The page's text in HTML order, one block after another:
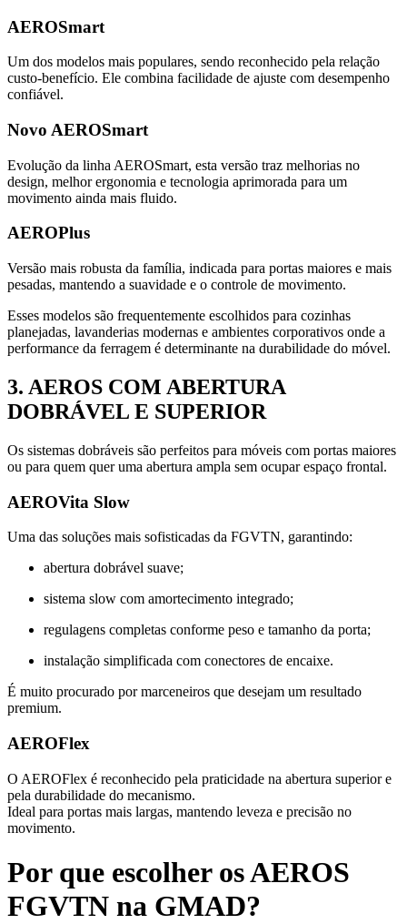
AEROSmart
Um dos modelos mais populares, sendo reconhecido pela relação
custo-benefício. Ele combina facilidade de ajuste com desempenho
confiável.
Novo AEROSmart
Evolução da linha AEROSmart, esta versão traz melhorias no
design, melhor ergonomia e tecnologia aprimorada para um
movimento ainda mais fluido.
AEROPlus
Versão mais robusta da família, indicada para portas maiores e mais
pesadas, mantendo a suavidade e o controle de movimento.
Esses modelos são frequentemente escolhidos para cozinhas
planejadas, lavanderias modernas e ambientes corporativos onde a
performance da ferragem é determinante na durabilidade do móvel.
3. AEROS COM ABERTURA
DOBRÁVEL E SUPERIOR
Os sistemas dobráveis são perfeitos para móveis com portas maiores
ou para quem quer uma abertura ampla sem ocupar espaço frontal.
AEROVita Slow
Uma das soluções mais sofisticadas da FGVTN, garantindo:
abertura dobrável suave;
sistema slow com amortecimento integrado;
regulagens completas conforme peso e tamanho da porta;
instalação simplificada com conectores de encaixe.
É muito procurado por marceneiros que desejam um resultado
premium.
AEROFlex
O AEROFlex é reconhecido pela praticidade na abertura superior e
pela durabilidade do mecanismo.
Ideal para portas mais largas, mantendo leveza e precisão no
movimento.
Por que escolher os AEROS
FGVTN na GMAD?